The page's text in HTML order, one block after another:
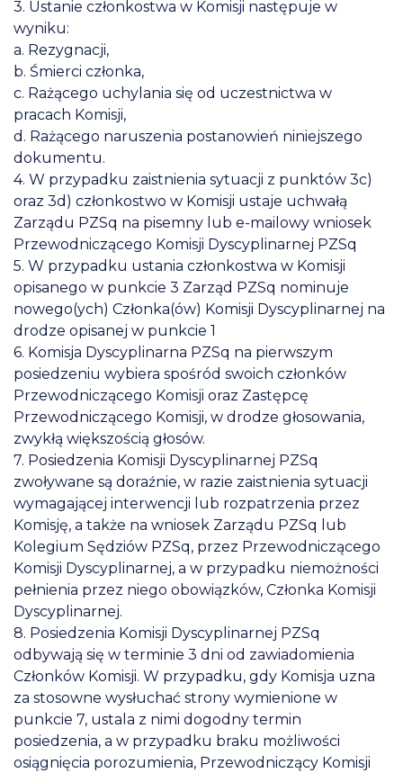
3. Ustanie członkostwa w Komisji następuje w
wyniku:
a. Rezygnacji,
b. Śmierci członka,
c. Rażącego uchylania się od uczestnictwa w
pracach Komisji,
d. Rażącego naruszenia postanowień niniejszego
dokumentu.
4. W przypadku zaistnienia sytuacji z punktów 3c)
oraz 3d) członkostwo w Komisji ustaje uchwałą
Zarządu PZSq na pisemny lub e-mailowy wniosek
Przewodniczącego Komisji Dyscyplinarnej PZSq
5. W przypadku ustania członkostwa w Komisji
opisanego w punkcie 3 Zarząd PZSq nominuje
nowego(ych) Członka(ów) Komisji Dyscyplinarnej na
drodze opisanej w punkcie 1
6. Komisja Dyscyplinarna PZSq na pierwszym
posiedzeniu wybiera spośród swoich członków
Przewodniczącego Komisji oraz Zastępcę
Przewodniczącego Komisji, w drodze głosowania,
zwykłą większością głosów.
7. Posiedzenia Komisji Dyscyplinarnej PZSq
zwoływane są doraźnie, w razie zaistnienia sytuacji
wymagającej interwencji lub rozpatrzenia przez
Komisję, a także na wniosek Zarządu PZSq lub
Kolegium Sędziów PZSq, przez Przewodniczącego
Komisji Dyscyplinarnej, a w przypadku niemożności
pełnienia przez niego obowiązków, Członka Komisji
Dyscyplinarnej.
8. Posiedzenia Komisji Dyscyplinarnej PZSq
odbywają się w terminie 3 dni od zawiadomienia
Członków Komisji. W przypadku, gdy Komisja uzna
za stosowne wysłuchać strony wymienione w
punkcie 7, ustala z nimi dogodny termin
posiedzenia, a w przypadku braku możliwości
osiągnięcia porozumienia, Przewodniczący Komisji